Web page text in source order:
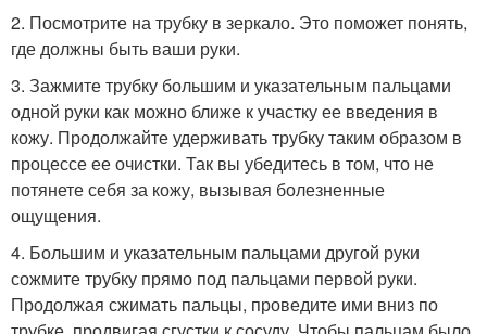
2. Посмотрите на трубку в зеркало. Это поможет понять,
где должны быть ваши руки.
3. Зажмите трубку большим и указательным пальцами
одной руки как можно ближе к участку ее введения в
кожу. Продолжайте удерживать трубку таким образом в
процессе ее очистки. Так вы убедитесь в том, что не
потянете себя за кожу, вызывая болезненные
ощущения.
4. Большим и указательным пальцами другой руки
сожмите трубку прямо под пальцами первой руки.
Продолжая сжимать пальцы, проведите ими вниз по